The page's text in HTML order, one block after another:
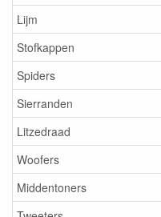
Lijm
Stofkappen
Spiders
Sierranden
Litzedraad
Woofers
Middentoners